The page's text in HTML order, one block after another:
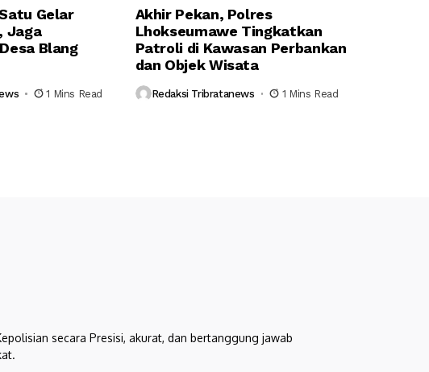
Gelar
Jaga
Blang
1 Mins Read
Akhir Pekan, Polres
Lhokseumawe Tingkatkan
Patroli di Kawasan Perbankan
dan Objek Wisata
Redaksi Tribratanews 1 Mins Read
secara Presisi, akurat, dan bertanggung jawab